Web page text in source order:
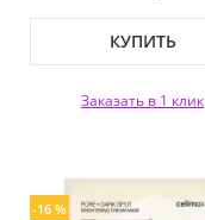
КУПИТЬ
Заказать в 1 клик
-16 %